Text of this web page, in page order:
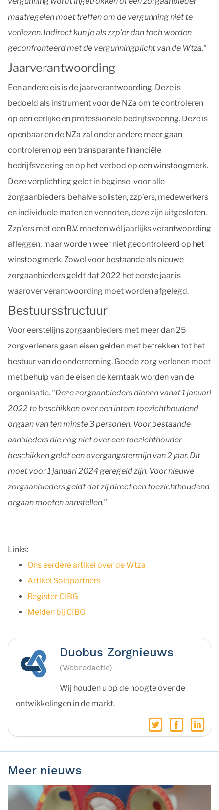
maatregelen moet treffen om de vergunning niet te
verliezen. Indirect kun je als zzp’er dan toch worden
geconfronteerd met de vergunningplicht van de Wtza."
Jaarverantwoording
Een andere eis is de jaarverantwoording. Deze is
bedoeld als instrument voor de NZa om te controleren
op een eerlijke en professionele bedrijfsvoering. Deze is
openbaar en de NZa zal onder andere meer gaan
controleren op een transparante financiële
bedrijfsvoering en op het verbod op een winstoogmerk.
Deze verplichting geldt in beginsel voor alle
zorgaanbieders, behalve solisten, zzp’ers, medewerkers
en individuele maten en vennoten, deze zijn uitgesloten.
Zzp'ers met een B.V. moeten wél jaarlijks verantwoording
afleggen, maar worden weer niet gecontroleerd op het
winstoogmerk. Zowel voor bestaande als nieuwe
zorgaanbieders geldt dat 2022 het eerste jaar is
waarover verantwoording moet worden afgelegd.
Bestuursstructuur
Voor eerstelijns zorgaanbieders met meer dan 25
zorgverleners gaan eisen gelden met betrekken tot het
bestuur van de onderneming. Goede zorg verlenen moet
met behulp van de eisen de kerntaak worden van de
organisatie. "Deze zorgaanbieders dienen vanaf 1 januari
2022 te beschikken over een intern toezichthoudend
orgaan van ten minste 3 personen. Voor bestaande
aanbieders die nog niet over een toezichthouder
beschikken geldt een overgangstermijn van 2 jaar. Dit
moet voor 1 januari 2024 geregeld zijn. Voor nieuwe
zorgaanbieders geldt dat zij direct een toezichthoudend
orgaan moeten aanstellen."
Links:
Ons eerdere artikel over de Wtza
Artikel Solopartners
Register CIBG
Melden bij CIBG
Duobus Zorgnieuws
(Webredactie)
Wij houden u op de hoogte over de
ontwikkelingen in de markt.
Meer nieuws